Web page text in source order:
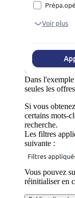
Dans
seules les
Si vous
certains mots-
recherche.
Les filtres
suivante :
Vous pouvez
réinitialiser en